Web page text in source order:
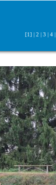
[1] | 2 | 3 | 4|